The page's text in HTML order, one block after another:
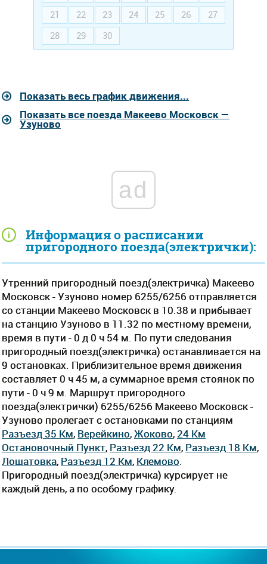
Информация о расписании
пригородного поезда(электрички):
Утренний пригородный поезд(электричка) Макеево
Московск - Узуново номер 6255/6256 отправляется
со станции Макеево Московск в 10.38 и прибывает
на станцию Узуново в 11.32 по местному времени,
время в пути - 0 д 0 ч 54 м. По пути следования
пригородный поезд(электричка) останавливается на
9 остановках. Приблизительное время движения
составляет 0 ч 45 м, а суммарное время стоянок по
пути - 0 ч 9 м. Маршрут пригородного
поезда(электрички) 6255/6256 Макеево Московск -
Узуново пролегает c остановками по станциям
Разъезд 35 Км, Верейкино,Жоково,24 Км
Остановочный Пункт, Разъезд 22 Км, Разъезд 18 Км,
Лошатовка, Разъезд 12 Км, Клемово
Пригородный поезд(электричка) курсирует не
каждый день, а по особому графику.
21
22 23 24 25 26
27
28
29 30
Показать весь график движения...
Показать все поезда Макеево Московск —
Узуново
ad